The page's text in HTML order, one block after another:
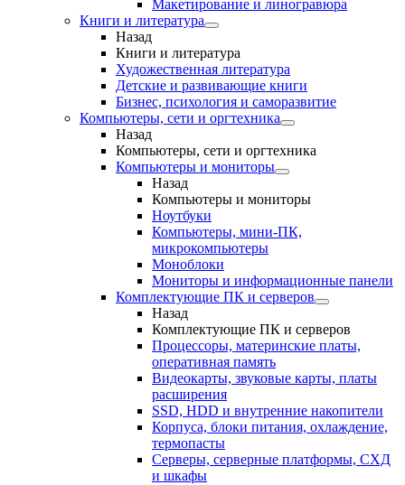
Макетирование и линогравюра
Книги и литература
Назад
Книги и литература
Художественная литература
Детские и развивающие книги
Бизнес, психология и саморазвитие
Компьютеры, сети и оргтехника
Назад
Компьютеры, сети и оргтехника
Компьютеры и мониторы
Назад
Компьютеры и мониторы
Ноутбуки
Компьютеры, мини-ПК,
микрокомпьютеры
Моноблоки
Мониторы и информационные панели
Комплектующие ПК и серверов
Назад
Комплектующие ПК и серверов
Процессоры, материнские платы,
оперативная память
Видеокарты, звуковые карты, платы
расширения
SSD, HDD и внутренние накопители
Корпуса, блоки питания, охлаждение,
термопасты
Серверы, серверные платформы, СХД
и шкафы